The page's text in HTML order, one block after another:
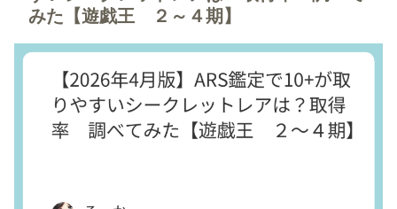
みた【遊戯王 ２～４期】